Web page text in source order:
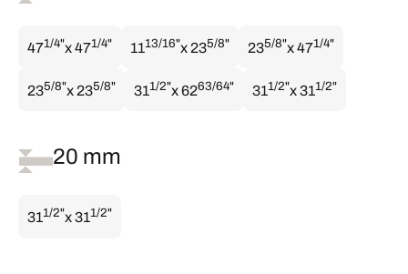
471/4"x 471/4" 1113/16"x 235/8" 235/8"x 471/4"
235/8"x 235/8" 311/2"x 6263/64" 311/2"x 311/2"
20 mm
311/2"x 311/2"